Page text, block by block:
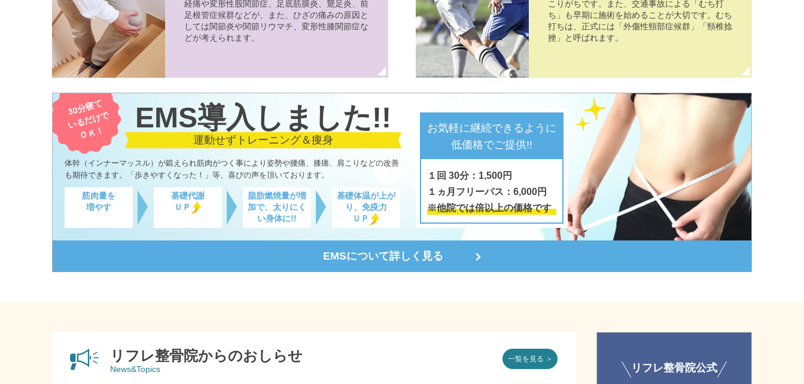
経痛や変形性股関節症、足底筋膜炎、鵞足炎、前
足根管症候群などが、また、ひざの痛みの原因と
しては関節炎や関節リウマチ、変形性膝関節症な
どが考えられます。
こりがちです。また、交通事故による「むち打
ち」も早期に施術を始めることが大切です。むち
打ちは、正式には「外傷性頸部症候群」「頸椎捻
挫」と呼ばれます。
30分寝て
いるだけで
ＯＫ！ EMS導入しました!!
運動せずトレーニング＆痩身
体幹（インナーマッスル）が鍛えられ筋肉がつく事により姿勢や腰痛、膝痛、肩こりなどの改善
も期待できます。「歩きやすくなった！」等、喜びの声を頂いております。
筋肉量を
増やす
基礎代謝
ＵＰ
脂肪燃焼量が増
加で、太りにく
い身体に!!
基礎体温が上が
り、免疫力
ＵＰ
お気軽に継続できるように
低価格でご提供!!
１回 30分：1,500円
１ヵ月フリーパス：6,000円
※他院では倍以上の価格です
EMSについて詳しく見る
リフレ整骨院からのおしらせ
News&Topics
一覧を見る ＞
リフレ整骨院公式